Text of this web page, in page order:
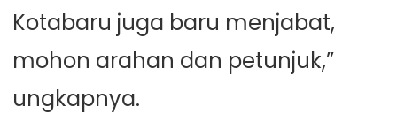
Kotabaru juga baru menjabat,
mohon arahan dan petunjuk,”
ungkapnya.